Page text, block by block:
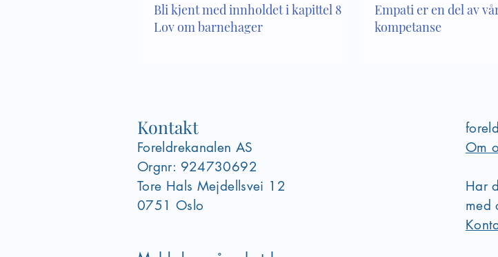
Bli kjent med innholdet i kapittel 8 i
Lov om barnehager
Empati er en del av
kompetanse
Kontakt
Foreldrekanalen AS
Orgnr: 924730692
Tore Hals Mejdellsvei 12
0751 Oslo
Om
Har
med